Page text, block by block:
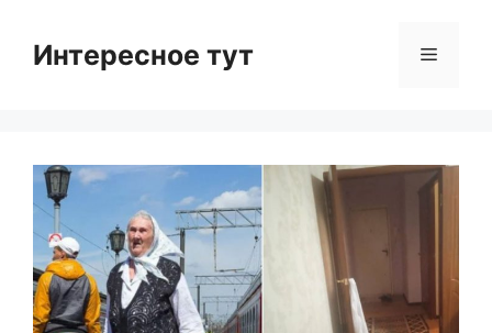
contentИнтересное тут Menu